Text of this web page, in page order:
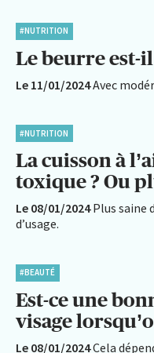
#NUTRITION
Le beurre est-
Le 11/01/2024Avec
#NUTRITION
La cuisson à
toxique ? Ou
Le 08/01/2024 Plus saine
d’usage.
#BEAUTÉ
Est-ce une
visage
Le 08/01/2024Cela